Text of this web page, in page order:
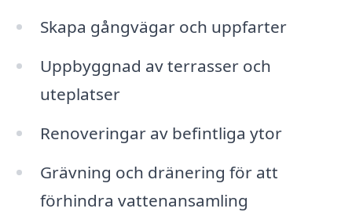
Skapa gångvägar och uppfarter
Uppbyggnad av terrasser och
uteplatser
Renoveringar av befintliga ytor
Grävning och dränering för att
förhindra vattenansamling